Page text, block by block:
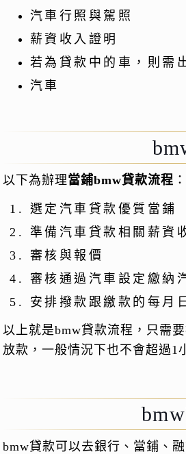
汽車行照與駕照
薪資收入證明
若為貸款中的車，則需
汽車
以下為辦理當鋪bmw貸款流程 ：
選定汽車貸款優質當鋪
準備汽車貸款相關薪資
審核與報價
審核通過汽車設定繳納
安排撥款跟繳款的每月
以上就是bmw貸款流程，只需
放款，一般情況下也不會超過1
bmw貸款可以去銀行、當鋪、